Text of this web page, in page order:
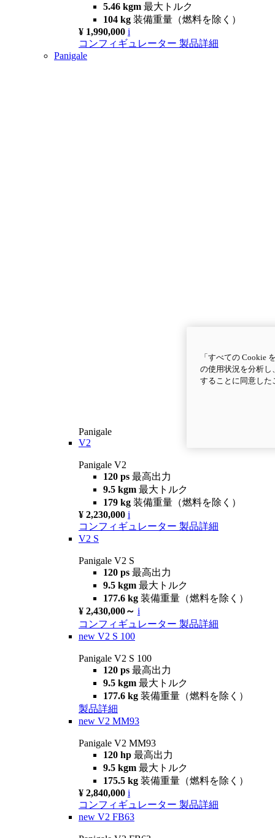
5.46 kgm 最大トルク
104 kg 装備重量（燃料を除く）
¥ 1,990,000 i
コンフィギュレーター 製品詳細
Panigale
Panigale
V2
Panigale V2
120 ps 最高出力
9.5 kgm 最大トルク
179 kg 装備重量（燃料を除く）
¥ 2,230,000 i
コンフィギュレーター 製品詳細
V2 S
Panigale V2 S
120 ps 最高出力
9.5 kgm 最大トルク
177.6 kg 装備重量（燃料を除く）
¥ 2,430,000～ i
コンフィギュレーター 製品詳細
new V2 S 100
Panigale V2 S 100
120 ps 最高出力
9.5 kgm 最大トルク
177.6 kg 装備重量（燃料を除く）
製品詳細
new V2 MM93
Panigale V2 MM93
120 hp 最高出力
9.5 kgm 最大トルク
175.5 kg 装備重量（燃料を除く）
¥ 2,840,000 i
コンフィギュレーター 製品詳細
new V2 FB63
「すべての Cookie
の使用状況を分析し
することに同意し